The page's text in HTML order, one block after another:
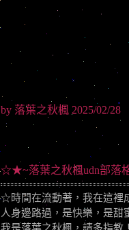
by 落葉之秋楓 2025/02/28
☆★~落葉之秋楓udn部
☆時間在流動著，我在這裡
人身邊路過，是快樂，是
我是落葉之秋楓，請多指